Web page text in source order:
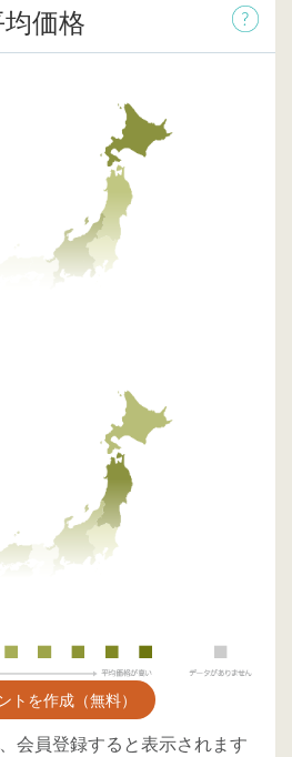
価格
トを作成（無料）
会員登録すると表示されます